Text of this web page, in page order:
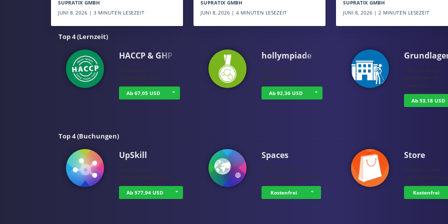
SUPRATIX GMBH
JUNI 8, 2026 | 3 MINUTEN LESEZEIT
SUPRATIX GMBH
JUNI 8, 2026 | 4 MINUTEN LESEZEIT
SUPRATIX GMBH
JUNI 8, 2026 | 2 MINUTEN LESEZEIT
Top 4 (Lernzeit)
HACCP & GHP
holluakademie
Lerninhalte zu den
Themen HACCP, GHP, P…
Ab 67,05 USD
hollympiade
holluakademie
Spielerisch zum
Lernerfolg - Tauchen Si…
Ab 92,36 USD
holluakademie
Grundlagen der
modernen
Reinigungstechn…
Ab 53,18 USD
Top 4 (Buchungen)
UpSkill
SupraTix GmbH
UpSkill unterstützt Sie
dabei das Richt…
Ab 577,94 USD
Spaces
SupraTix GmbH
Mit Spaces von SupraTix
bauen Sie eigen…
Kostenfrei
Store
SupraTix GmbH
Ihre
für Kurse, Fun…
Kostenfrei